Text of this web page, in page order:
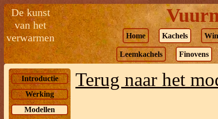
De kunst
van het
verwarmen
Home Kachels
Leemkachels Finovens
Introductie
Werking
Modellen
Terug naar het